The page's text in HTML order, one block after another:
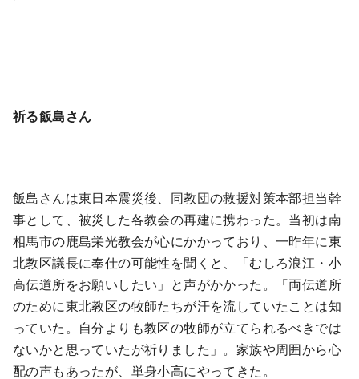
祈る飯島さん
飯島さんは東日本震災後、同教団の救援対策本部担当幹
事として、被災した各教会の再建に携わった。当初は南
相馬市の鹿島栄光教会が心にかかっており、一昨年に東
北教区議長に奉仕の可能性を聞くと、「むしろ浪江・小
高伝道所をお願いしたい」と声がかかった。「両伝道所
のために東北教区の牧師たちが汗を流していたことは知
っていた。自分よりも教区の牧師が立てられるべきでは
ないかと思っていたが祈りました」。家族や周囲から心
配の声もあったが、単身小高にやってきた。